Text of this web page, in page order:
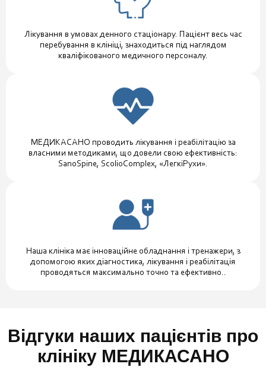
Лікування в умовах денного стаціонару. Пацієнт весь час
перебування в клініці, знаходиться під наглядом
кваліфікованого медичного персоналу.
МЕДИКАСАНО проводить лікування і реабілітацію за
власними методиками, що довели свою ефективність:
SanoSpine, ScolioComplex, «ЛегкіРухи».
Наша клініка має інноваційне обладнання і тренажери, з
допомогою яких діагностика, лікування і реабілітація
проводяться максимально точно та ефективно..
Відгуки наших пацієнтів про
клініку МЕДИКАСАНО